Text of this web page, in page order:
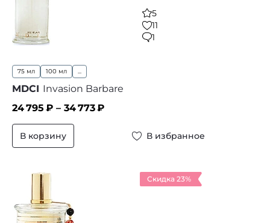
5
11
1
75 мл 100 мл ...
MDCI Invasion Barbare
24 795 ₽ – 34 773₽
В корзину В избранное
Скидка 23%